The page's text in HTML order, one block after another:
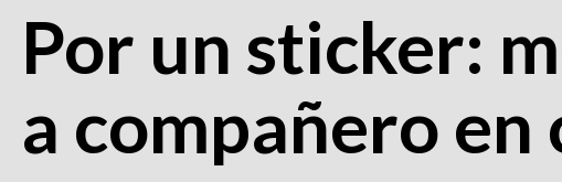
Por un sticker:
a compañero en